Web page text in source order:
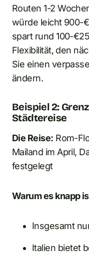
Routen 1-2
würde leicht 900-
spart rund 100-
Flexibilität, den
Sie einen
ändern.
Beispiel 2:
Städtereise
Die Reise: Rom-
Mailand im April,
festgelegt
Warum es knapp
Insgesamt
Italien bietet